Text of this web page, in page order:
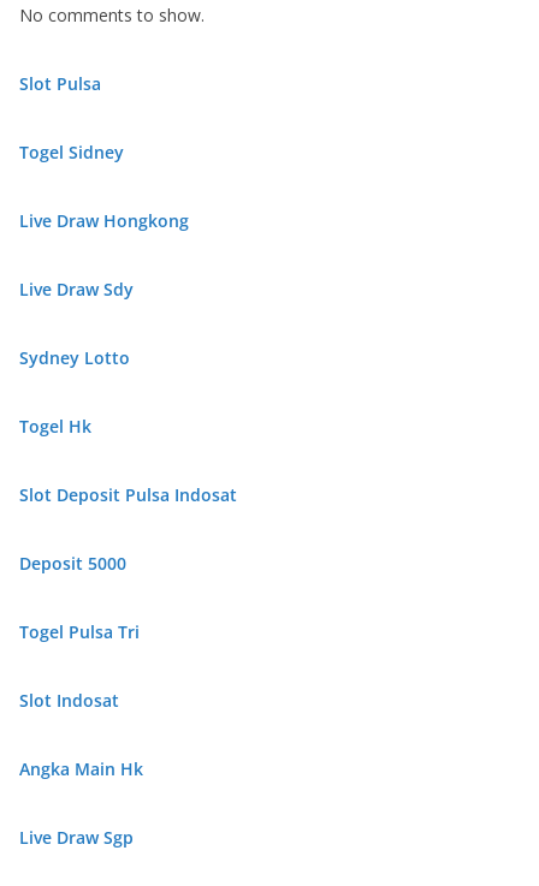
No comments to show.
Slot Pulsa
Togel Sidney
Live Draw Hongkong
Live Draw Sdy
Sydney Lotto
Togel Hk
Slot Deposit Pulsa Indosat
Deposit 5000
Togel Pulsa Tri
Slot Indosat
Angka Main Hk
Live Draw Sgp